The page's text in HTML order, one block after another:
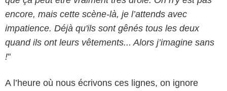
encore, mais cette scène-là, je l’attends avec
impatience. Déjà qu'ils sont gênés tous les deux
quand ils ont leurs vêtements... Alors j’imagine sans
!"
A l’heure où nous écrivons ces lignes, on ignore